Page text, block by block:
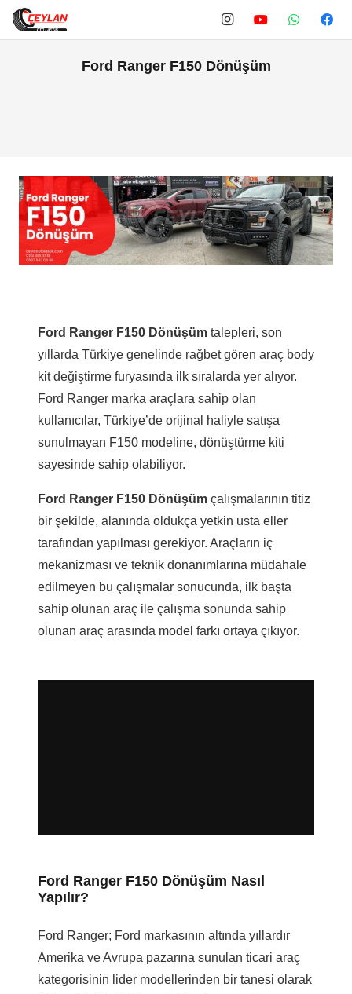
Ford Ranger F150 Dönüşüm
Ford Ranger F150 Dönüşüm talepleri, son
yıllarda Türkiye genelinde rağbet gören araç body
kit değiştirme furyasında ilk sıralarda yer alıyor.
Ford Ranger marka araçlara sahip olan
kullanıcılar, Türkiye’de orijinal haliyle satışa
sunulmayan F150 modeline, dönüştürme kiti
sayesinde sahip olabiliyor.
Ford Ranger F150 Dönüşüm çalışmalarının titiz
bir şekilde, alanında oldukça yetkin usta eller
tarafından yapılması gerekiyor. Araçların iç
mekanizması ve teknik donanımlarına müdahale
edilmeyen bu çalışmalar sonucunda, ilk başta
sahip olunan araç ile çalışma sonunda sahip
olunan araç arasında model farkı ortaya çıkıyor.
Ford Ranger F150 Dönüşüm Nasıl
Yapılır?
Ford Ranger; Ford markasının altında yıllardır
Amerika ve Avrupa pazarına sunulan ticari araç
kategorisinin lider modellerinden bir tanesi olarak